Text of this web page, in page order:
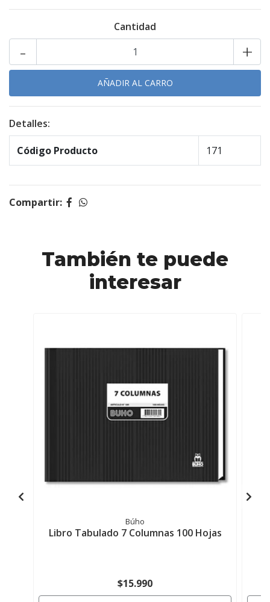
Cantidad
+
-
Detalles:
Código Producto 171
Compartir:
También te puede
interesar
Búho
Libro Tabulado 7 Columnas 100 Hojas
$15.990